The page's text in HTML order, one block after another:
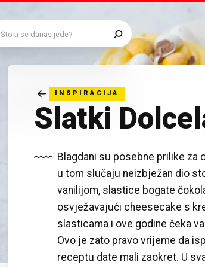
INSPIRACIJA
Slatki
Blagdani su posebne prilike za
u tom slučaju neizbježan dio
vanilijom, slastice bogate
osvježavajući cheesecake s
slasticama i ove godine čeka
Ovo je zato pravo vrijeme da
receptu date mali zaokret. U
Što ti se danas jede?